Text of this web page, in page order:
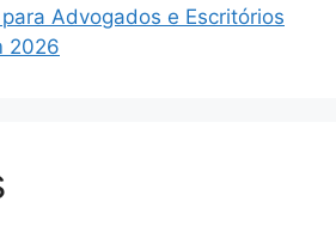
para Advogados e Escritórios
2026